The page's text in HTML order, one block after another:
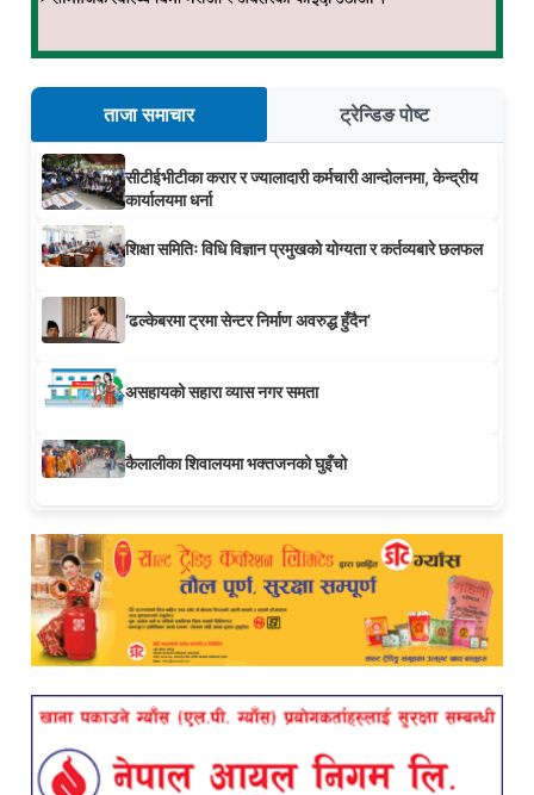
ताजा समाचार ट्रेन्डिङ पोष्ट
सीटीईभीटीका करार र ज्यालादारी कर्मचारी आन्दोलनमा, केन्द्रीय
कार्यालयमा धर्ना
शिक्षा समितिः विधि विज्ञान प्रमुखको योग्यता र कर्तव्यबारे छलफल
‘ढल्केबरमा ट्रमा सेन्टर निर्माण अवरुद्ध हुँदैन’
असहायको सहारा व्यास नगर समता
कैलालीका शिवालयमा भक्तजनको घुइँचो